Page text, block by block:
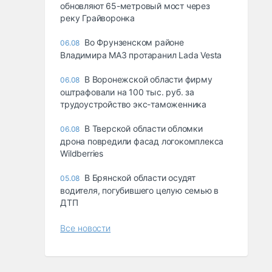
обновляют 65-метровый мост через
реку Грайворонка
06.08 Во Фрунзенском районе
Владимира МАЗ протаранил Lada Vesta
06.08 В Воронежской области фирму
оштрафовали на 100 тыс. руб. за
трудоустройство экс-таможенника
06.08 В Тверской области обломки
дрона повредили фасад логокомплекса
Wildberries
05.08 В Брянской области осудят
водителя, погубившего целую семью в
ДТП
Все новости